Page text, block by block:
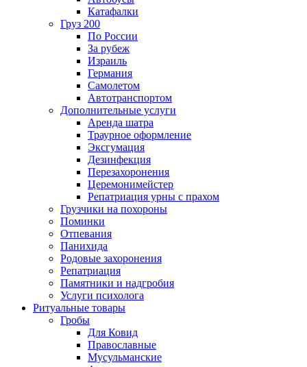
Катафалки
Груз 200
По России
За рубеж
Израиль
Германия
Самолетом
Автотранспортом
Дополнительные услуги
Аренда шатра
Траурное оформление
Эксгумация
Дезинфекция
Перезахоронения
Церемонимейстер
Репатриация урны с прахом
Грузчики на похороны
Поминки
Отпевания
Панихида
Родовые захоронения
Репатриация
Памятники и надгробия
Услуги психолога
Ритуальные товары
Гробы
Для Ковид
Православные
Мусульманские